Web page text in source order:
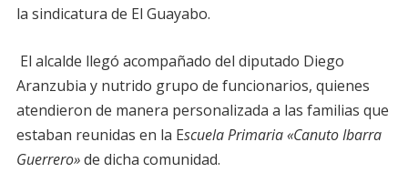
la sindicatura de El Guayabo.
El alcalde llegó acompañado del diputado Diego
Aranzubia y nutrido grupo de funcionarios, quienes
atendieron de manera personalizada a las familias que
estaban reunidas en la Escuela Primaria «Canuto Ibarra
Guerrero»de dicha comunidad.